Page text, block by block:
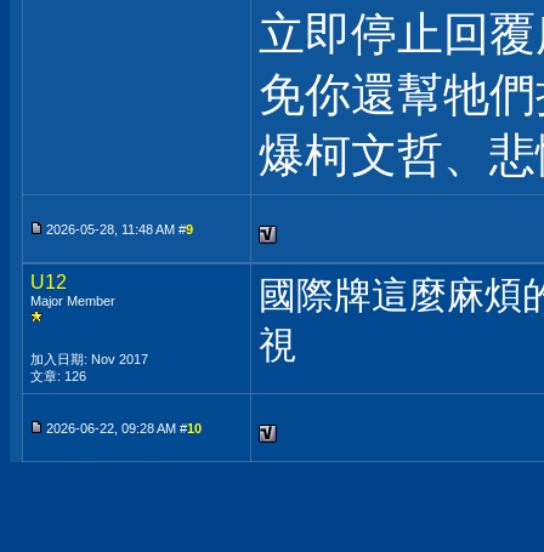
立即停止回
免你還幫牠
爆柯文哲、
2026-05-28, 11:48 AM #9
U12
Major Member
加入日期: Nov 2017
文章: 126
國際牌這麼麻煩
視
2026-06-22, 09:28 AM #10